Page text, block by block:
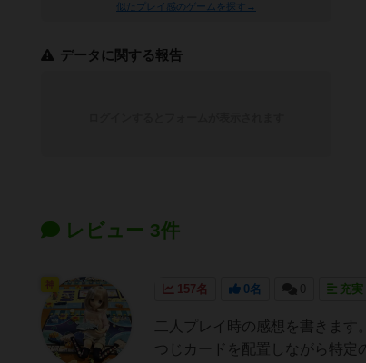
似たプレイ感のゲームを探す→
データに関する報告
レビュー 3件
157名 0名 0 充実
二人プレイ時の感想を書きま
つじカードを配置しながら特定